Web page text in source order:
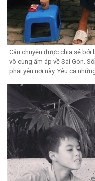
Câu chuyện được chia sẻ bởi
vô cùng ấm áp về Sài Gòn.
phải yêu nơi này. Yêu cả